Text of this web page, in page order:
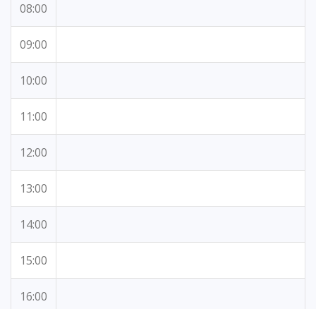
08:00
09:00
10:00
11:00
12:00
13:00
14:00
15:00
16:00